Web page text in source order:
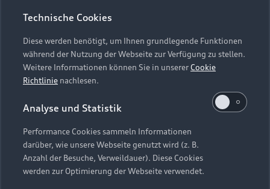
Online-Terminvereinbarung
Servicekontakt
Vertrag widerrufen
Investor Relations
Presse & Media Center
Datenschutz
Audi erleben
Newsletter
Impressum Rechtliches
Hinweisgebersystem
Datenschutzinformation
Cookie-Einstellungen
Cookie-Richtlinie
Barrierefreiheit
Hinweis: Die aktuelle Darstellung und Anordnung der
Embleme am Fahrzeug bei allen Abbildungen auf dieser
Webseite kann abweichen.
Technische Cookies
Diese werden benötigt, um Ihnen grundlegende Funktionen
während der Nutzung der Webseite zur Verfügung zu stellen.
Weitere Informationen können Sie in unsererCookie
Richtlinie nachlesen.
Analyse und Statistik
Performance Cookies sammeln Informationen
darüber, wie unsere Webseite genutzt wird (z. B.
Anzahl der Besuche, Verweildauer). Diese Cookies
werden zur Optimierung der Webseite verwendet.